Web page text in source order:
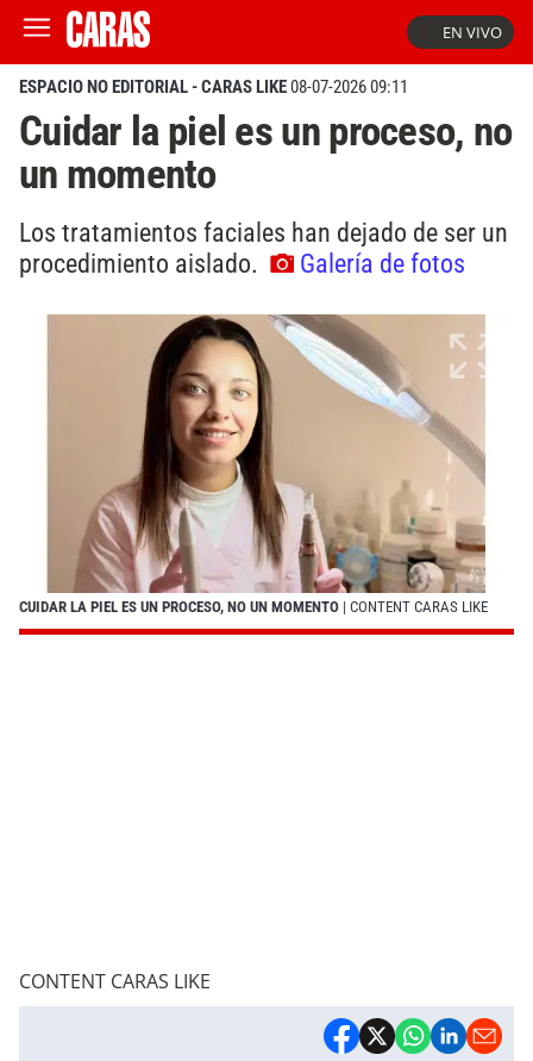
EN VIVO
ESPACIO NO EDITORIAL - CARAS LIKE08-07-2026 09:11
Cuidar la piel es un proceso, no
un momento
Los tratamientos faciales han dejado de ser un
procedimiento aislado.
Galería de fotos
CUIDAR LA PIEL ES UN PROCESO, NO UN MOMENTO | CONTENT CARAS LIKE
CONTENT CARAS LIKE